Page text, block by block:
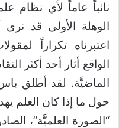
نائباً عاماً لأي نظام
الوهلة الأولى قد
اعتبرناه تكراراً
الواقع أثار أحد أكثر
الماضيَّة. لقد أطلق
حول ما إذا كان العلم